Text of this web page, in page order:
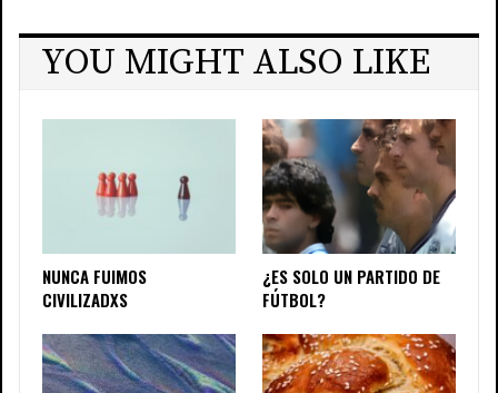
YOU MIGHT ALSO LIKE
NUNCA FUIMOS
CIVILIZADXS
¿ES SOLO UN PARTIDO DE
FÚTBOL?